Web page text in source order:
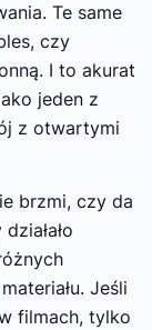
Te same
czy
I to akurat
jeden z
z otwartymi
brzmi, czy da
Jeśli
filmach, tylko